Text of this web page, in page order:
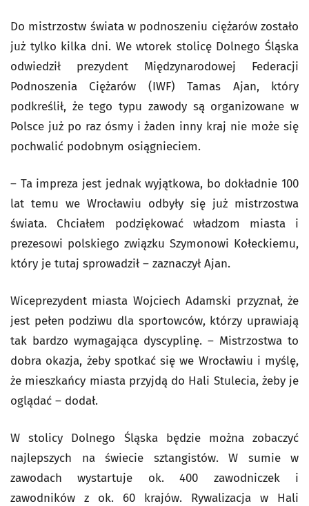
Do mistrzostw świata w podnoszeniu ciężarów zostało
już tylko kilka dni. We wtorek stolicę Dolnego Śląska
odwiedził prezydent Międzynarodowej Federacji
Podnoszenia Ciężarów (IWF) Tamas Ajan, który
podkreślił, że tego typu zawody są organizowane w
Polsce już po raz ósmy i żaden inny kraj nie może się
pochwalić podobnym osiągnieciem.
– Ta impreza jest jednak wyjątkowa, bo dokładnie 100
lat temu we Wrocławiu odbyły się już mistrzostwa
świata. Chciałem podziękować władzom miasta i
prezesowi polskiego związku Szymonowi Kołeckiemu,
który je tutaj sprowadził – zaznaczył Ajan.
Wiceprezydent miasta Wojciech Adamski przyznał, że
jest pełen podziwu dla sportowców, którzy uprawiają
tak bardzo wymagająca dyscyplinę. – Mistrzostwa to
dobra okazja, żeby spotkać się we Wrocławiu i myślę,
że mieszkańcy miasta przyjdą do Hali Stulecia, żeby je
oglądać – dodał.
W stolicy Dolnego Śląska będzie można zobaczyć
najlepszych na świecie sztangistów. W sumie w
zawodach wystartuje ok. 400 zawodniczek i
zawodników z ok. 60 krajów. Rywalizacja w Hali